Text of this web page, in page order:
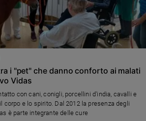
i "pet" che danno conforto ai malati
Vidas
con cani, conigli, porcellini d'india, cavalli e
corpo e lo spirito. Dal 2012 la presenza degli
è parte integrante delle cure